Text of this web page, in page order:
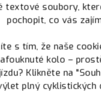
textové soubory,
pochopit, co vás
s tím, že naše
kolo –
Klikněte na
plný cyklistických